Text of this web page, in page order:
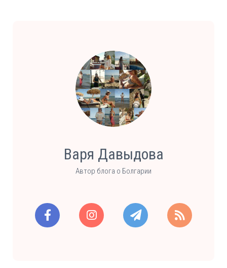
Варя Давыдова
Автор блога о Болгарии